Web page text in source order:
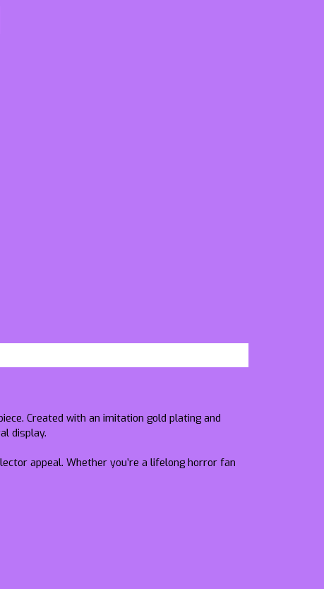
Created with an imitation gold plating and
display.
appeal. Whether you’re a lifelong horror fan